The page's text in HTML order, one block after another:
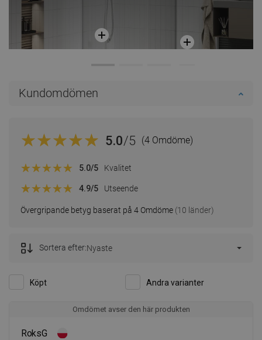
Kundomdömen
5.0/5 (4 Omdöme)
Övergripande betyg baserat på 4 Omdöme (10 länder)
5.0/5 Kvalitet
4.9/5 Utseende
Köpt Andra varianter
Sortera efter:Nyaste
Omdömet avser den här produkten
RoksG